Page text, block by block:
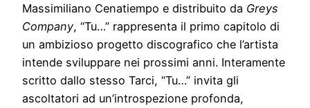
Massimiliano Cenatiempo e distribuito da Greys
Company, “Tu…” rappresenta il primo capitolo di
un ambizioso progetto discografico che l’artista
intende sviluppare nei prossimi anni. Interamente
scritto dallo stesso Tarci, “Tu…” invita gli
ascoltatori ad un’introspezione profonda,